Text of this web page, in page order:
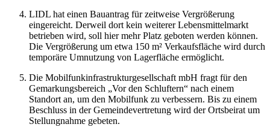
LIDL hat einen Bauantrag für zeitweise Vergrößerung
eingereicht. Derweil dort kein weiterer Lebensmittelmarkt
betrieben wird, soll hier mehr Platz geboten werden können.
Die Vergrößerung um etwa 150 m² Verkaufsfläche wird durch
temporäre Umnutzung von Lagerfläche ermöglicht.
Die Mobilfunkinfrastrukturgesellschaft mbH fragt für den
Gemarkungsbereich „Vor den Schluftern“ nach einem
Standort an, um den Mobilfunk zu verbessern. Bis zu einem
Beschluss in der Gemeindevertretung wird der Ortsbeirat um
Stellungnahme gebeten.